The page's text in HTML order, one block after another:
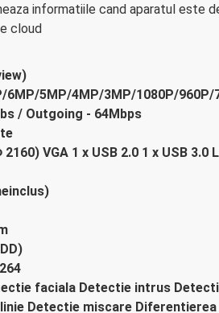
informatiile cand aparatul este
cloud
6MP/5MP/4MP/3MP/1080P/960P/
/ Outgoing - 64Mbps
2160) VGA 1 x USB 2.0 1 x USB 3.0
faciala Detectie intrus
Detectie miscare Diferentierea